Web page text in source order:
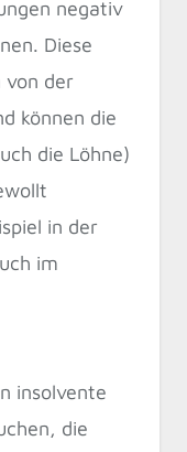
negativ
Diese
von der
können die
die Löhne)
in der
im
insolvente
die